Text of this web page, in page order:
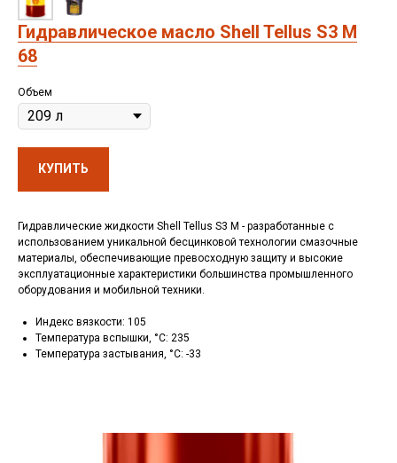
Гидравлическое масло Shell Tellus S3 M
68
Объем
КУПИТЬ
Гидравлические жидкости Shell Tellus S3 M - разработанные с
использованием уникальной бесцинковой технологии смазочные
материалы, обеспечивающие превосходную защиту и высокие
эксплуатационные характеристики большинства промышленного
оборудования и мобильной техники.
Индекс вязкости: 105
Температура вспышки, °C: 235
Температура застывания, °C: -33